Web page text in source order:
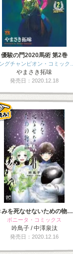
優駿の門2020馬術 第2巻
グチャンピオン・コミック…
やまさき拓味
発売日：2020.12.18
みを死なせないための物…
ボニータ・コミックス
吟鳥子 / 中澤泉汰
発売日：2020.12.16